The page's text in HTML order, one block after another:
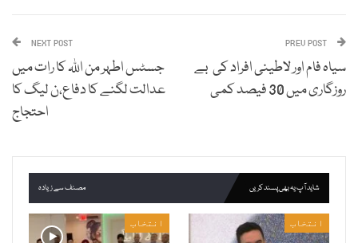
سیاہ فام اور لاطینی افراد کی بے
روزگاری میں 30 فیصد کمی
NEXT POST
جسٹس اطہر من اللہ کا رات میں
عدالت لگنے کا دفاع،ن لیگ کا
احتجاج
شاید آپ یہ بھی پسند کریں مصنف سے زیادہ
انتخاب انتخاب